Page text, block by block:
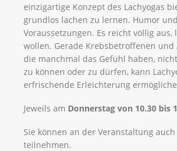
einzigartige Konzept des Lachyogas
grundlos lachen zu lernen. Humor
Voraussetzungen. Es reicht völlig aus,
wollen. Gerade Krebsbetroffenen und
die manchmal das Gefühl haben,
zu können oder zu dürfen, kann
erfrischende Erleichterung
Jeweils am Donnerstag von 10.30 bis
Sie können an der Veranstaltung
teilnehmen.